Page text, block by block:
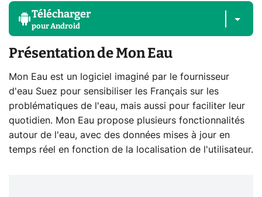
Télécharger
pourAndroid
Présentation de Mon Eau
Mon Eau est un logiciel imaginé par le fournisseur
d'eau Suez pour sensibiliser les Français sur les
problématiques de l'eau, mais aussi pour faciliter leur
quotidien. Mon Eau propose plusieurs fonctionnalités
autour de l'eau, avec des données mises à jour en
temps réel en fonction de la localisation de l'utilisateur.